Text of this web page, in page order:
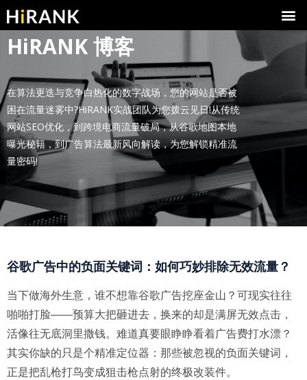
HiRANK 博客
在算法更迭与竞争白热化的数字战场，您的网站是否被
困在流量迷雾中?HiRANK实战团队为您拨云见日!从传统
网站SEO优化，到跨境电商流量破局，从谷歌地图本地
曝光秘籍，到广告算法最新风向解读，为您解锁精准流
量密码!
谷歌广告中的负面关键词：如何巧妙排除无效流量？
当下做海外生意，谁不想靠谷歌广告挖座金山？可现实往往
啪啪打脸——预算大把砸进去，换来的却是满屏无效点击，
活像往无底洞里撒钱。难道真要眼睁睁看着广告费打水漂？
其实你缺的只是个精准定位器：那些被忽视的负面关键词，
正是把乱枪打鸟变成狙击枪点射的终极改装件。